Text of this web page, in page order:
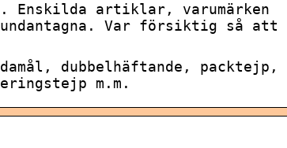
Enskilda artiklar, varumärken
undantagna. Var försiktig så att
dubbelhäftande, packtejp,
m.m.